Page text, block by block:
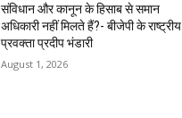
संविधान और कानून के हिसाब से समान
अधिकारी नहीं मिलते हैं?- बीजेपी के राष्ट्रीय
प्रवक्ता प्रदीप भंडारी
August 1, 2026